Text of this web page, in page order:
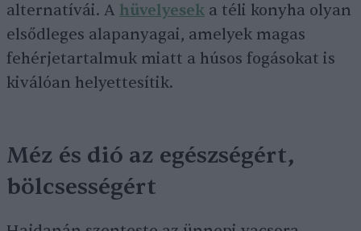
alternatívái. A hüvelyesek a téli konyha olyan
elsődleges alapanyagai, amelyek magas
fehérjetartalmuk miatt a húsos fogásokat is
kiválóan helyettesítik.
Méz és dió az egészségért,
bölcsességért